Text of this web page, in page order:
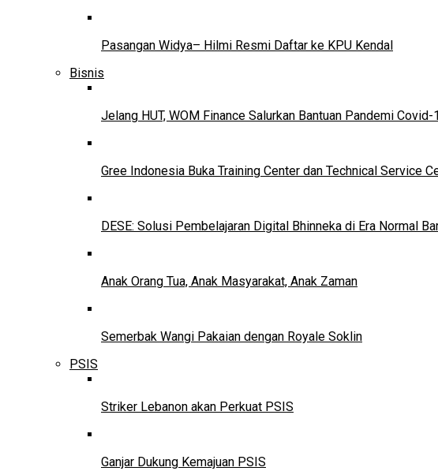
Pasangan Widya– Hilmi Resmi Daftar ke KPU Kendal
Bisnis
Jelang HUT, WOM Finance Salurkan Bantuan Pandemi
Gree Indonesia Buka Training Center dan Technical Service
DESE: Solusi Pembelajaran Digital Bhinneka di Era Normal
Anak Orang Tua, Anak Masyarakat, Anak Zaman
Semerbak Wangi Pakaian dengan Royale Soklin
PSIS
Striker Lebanon akan Perkuat PSIS
Ganjar Dukung Kemajuan PSIS